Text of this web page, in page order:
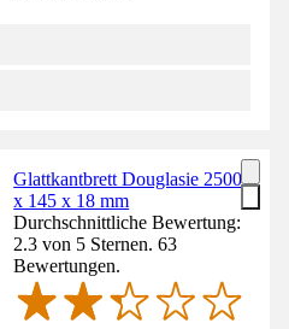
Glattkantbrett Douglasie 2500
x 145 x 18 mm
Durchschnittliche Bewertung:
2.3 von 5 Sternen. 63
Bewertungen.